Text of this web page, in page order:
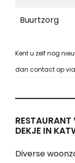
Buurtzorg
Kent u zelf nog
dan contact op
RESTAURANT
DEKJE IN
Diverse